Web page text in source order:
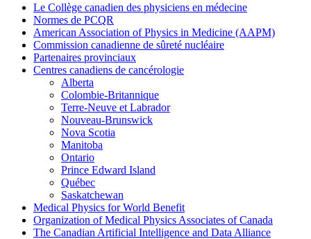
Le Collège canadien des physiciens en médecine
Normes de PCQR
American Association of Physics in Medicine (AAPM)
Commission canadienne de sûreté nucléaire
Partenaires provinciaux
Centres canadiens de cancérologie
Alberta
Colombie-Britannique
Terre-Neuve et Labrador
Nouveau-Brunswick
Nova Scotia
Manitoba
Ontario
Prince Edward Island
Québec
Saskatchewan
Medical Physics for World Benefit
Organization of Medical Physics Associates of Canada
The Canadian Artificial Intelligence and Data Alliance